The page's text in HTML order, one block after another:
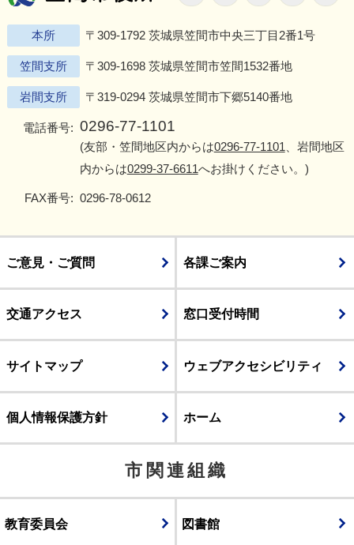
本所 〒309-1792 茨城県笠間市中央三丁目2番1号
笠間支所 〒309-1698 茨城県笠間市笠間1532番地
岩間支所 〒319-0294 茨城県笠間市下郷5140番地
電話番号: 0296-77-1101
(友部・笠間地区内からは0296-77-1101 、岩間地区
内からは0299-37-6611へお掛けください。)
FAX番号: 0296-78-0612
ご意見・ご質問 各課ご案内
交通アクセス 窓口受付時間
サイトマップ ウェブアクセシビリティ
個人情報保護方針 ホーム
市関連組織
教育委員会 図書館